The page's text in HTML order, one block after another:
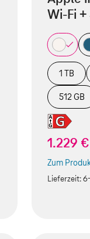
Wi-Fi +
1 TB
512 GB
1.229 €
Zum
(Der Link
Lieferzeit: